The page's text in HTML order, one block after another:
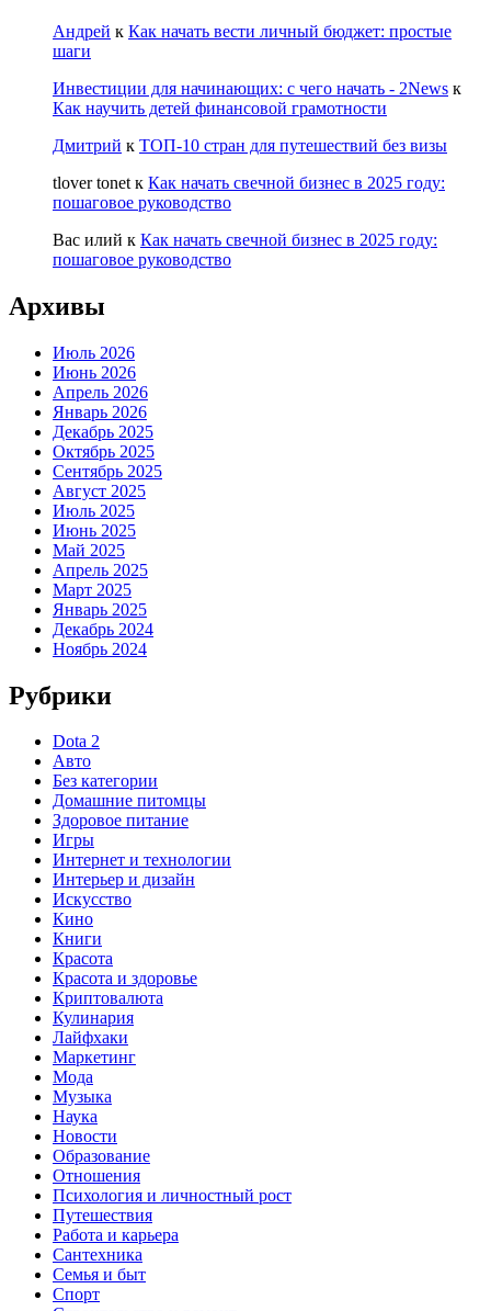
Андрей к Как начать вести личный бюджет: простые
шаги
Инвестиции для начинающих: с чего начать - 2News к
Как научить детей финансовой грамотности
Дмитрий к ТОП-10 стран для путешествий без визы
tlover tonet к Как начать свечной бизнес в 2025 году:
пошаговое руководство
Вас илий к Как начать свечной бизнес в 2025 году:
пошаговое руководство
Архивы
Июль 2026
Июнь 2026
Апрель 2026
Январь 2026
Декабрь 2025
Октябрь 2025
Сентябрь 2025
Август 2025
Июль 2025
Июнь 2025
Май 2025
Апрель 2025
Март 2025
Январь 2025
Декабрь 2024
Ноябрь 2024
Рубрики
Dota 2
Авто
Без категории
Домашние питомцы
Здоровое питание
Игры
Интернет и технологии
Интерьер и дизайн
Искусство
Кино
Книги
Красота
Красота и здоровье
Криптовалюта
Кулинария
Лайфхаки
Маркетинг
Мода
Музыка
Наука
Новости
Образование
Отношения
Психология и личностный рост
Путешествия
Работа и карьера
Сантехника
Семья и быт
Спорт